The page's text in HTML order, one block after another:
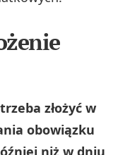
złożyć w
obowiązku
niż w dniu